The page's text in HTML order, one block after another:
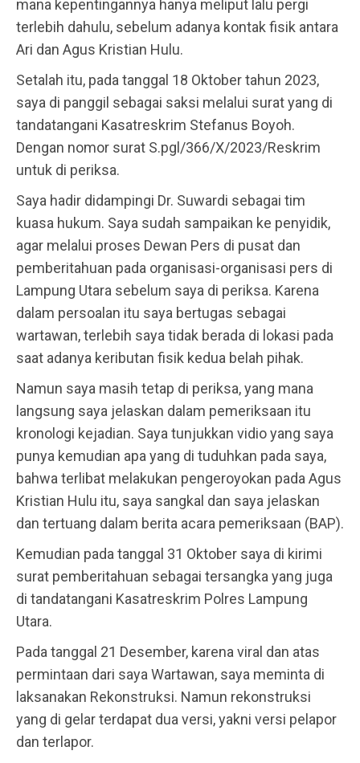
mana kepentingannya hanya meliput lalu pergi
terlebih dahulu, sebelum adanya kontak fisik antara
Ari dan Agus Kristian Hulu.
Setalah itu, pada tanggal 18 Oktober tahun 2023,
saya di panggil sebagai saksi melalui surat yang di
tandatangani Kasatreskrim Stefanus Boyoh.
Dengan nomor surat S.pgl/366/X/2023/Reskrim
untuk di periksa.
Saya hadir didampingi Dr. Suwardi sebagai tim
kuasa hukum. Saya sudah sampaikan ke penyidik,
agar melalui proses Dewan Pers di pusat dan
pemberitahuan pada organisasi-organisasi pers di
Lampung Utara sebelum saya di periksa. Karena
dalam persoalan itu saya bertugas sebagai
wartawan, terlebih saya tidak berada di lokasi pada
saat adanya keributan fisik kedua belah pihak.
Namun saya masih tetap di periksa, yang mana
langsung saya jelaskan dalam pemeriksaan itu
kronologi kejadian. Saya tunjukkan vidio yang saya
punya kemudian apa yang di tuduhkan pada saya,
bahwa terlibat melakukan pengeroyokan pada Agus
Kristian Hulu itu, saya sangkal dan saya jelaskan
dan tertuang dalam berita acara pemeriksaan (BAP).
Kemudian pada tanggal 31 Oktober saya di kirimi
surat pemberitahuan sebagai tersangka yang juga
di tandatangani Kasatreskrim Polres Lampung
Utara.
Pada tanggal 21 Desember, karena viral dan atas
permintaan dari saya Wartawan, saya meminta di
laksanakan Rekonstruksi. Namun rekonstruksi
yang di gelar terdapat dua versi, yakni versi pelapor
dan terlapor.